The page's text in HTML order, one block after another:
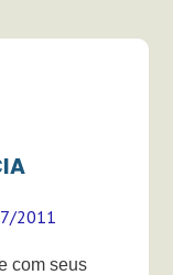
2011
com seus